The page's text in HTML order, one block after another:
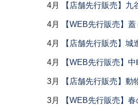
4月 【店舗先行販売】九
4月 【WEB先行販売】
4月 【店舗先行販売】城
4月 【WEB先行販売】
3月 【店舗先行販売】動
3月 【WEB先行販売】